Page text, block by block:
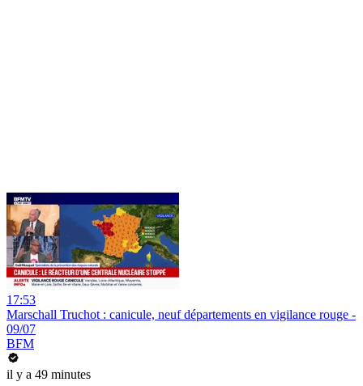
17:53
Marschall Truchot : canicule, neuf départements en vigilance rouge -
09/07
BFM
il y a 49 minutes